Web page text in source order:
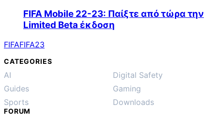
FIFA Mobile 22-23: Παίξτε από τώρα την
Limited Beta έκδοση
FIFAFIFA23
CATEGORIES
AI
Digital Safety
Guides
Gaming
Sports
Downloads
FORUM